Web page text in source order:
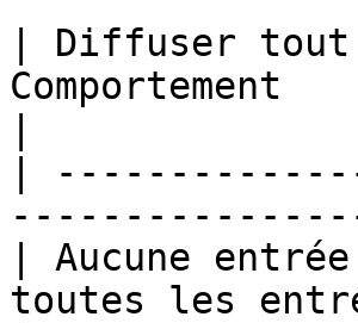
| Diffuser
Comportement
|
| Aucune
toutes les